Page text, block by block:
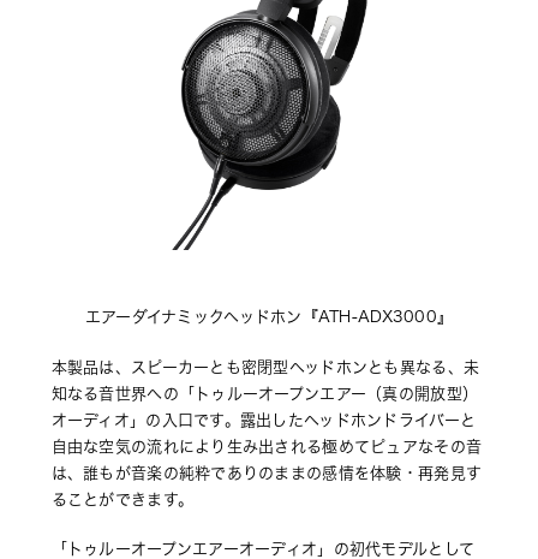
エアーダイナミックヘッドホン『ATH-ADX3000』
本製品は、スピーカーとも密閉型ヘッドホンとも異なる、未
知なる音世界への「トゥルーオープンエアー（真の開放型）
オーディオ」の入口です。露出したヘッドホンドライバーと
自由な空気の流れにより生み出される極めてピュアなその音
は、誰もが音楽の純粋でありのままの感情を体験・再発見す
ることができます。
「トゥルーオープンエアーオーディオ」の初代モデルとして